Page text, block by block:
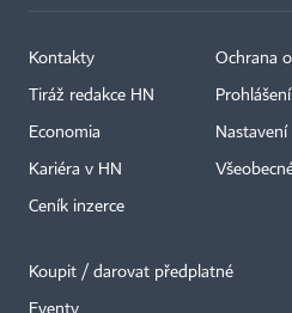
Kontakty
Tiráž redakce HN
Economia
Kariéra v HN
Ceník inzerce
Ochrana
Koupit / darovat předplatné
Eventy